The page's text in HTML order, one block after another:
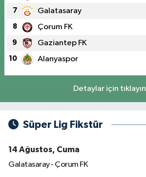
7 Galatasaray
8 Çorum FK
9 Gaziantep FK
10 Alanyaspor
Detaylar için tıklayın
Süper Lig Fikstür
14 Ağustos, Cuma
Galatasaray - Çorum FK